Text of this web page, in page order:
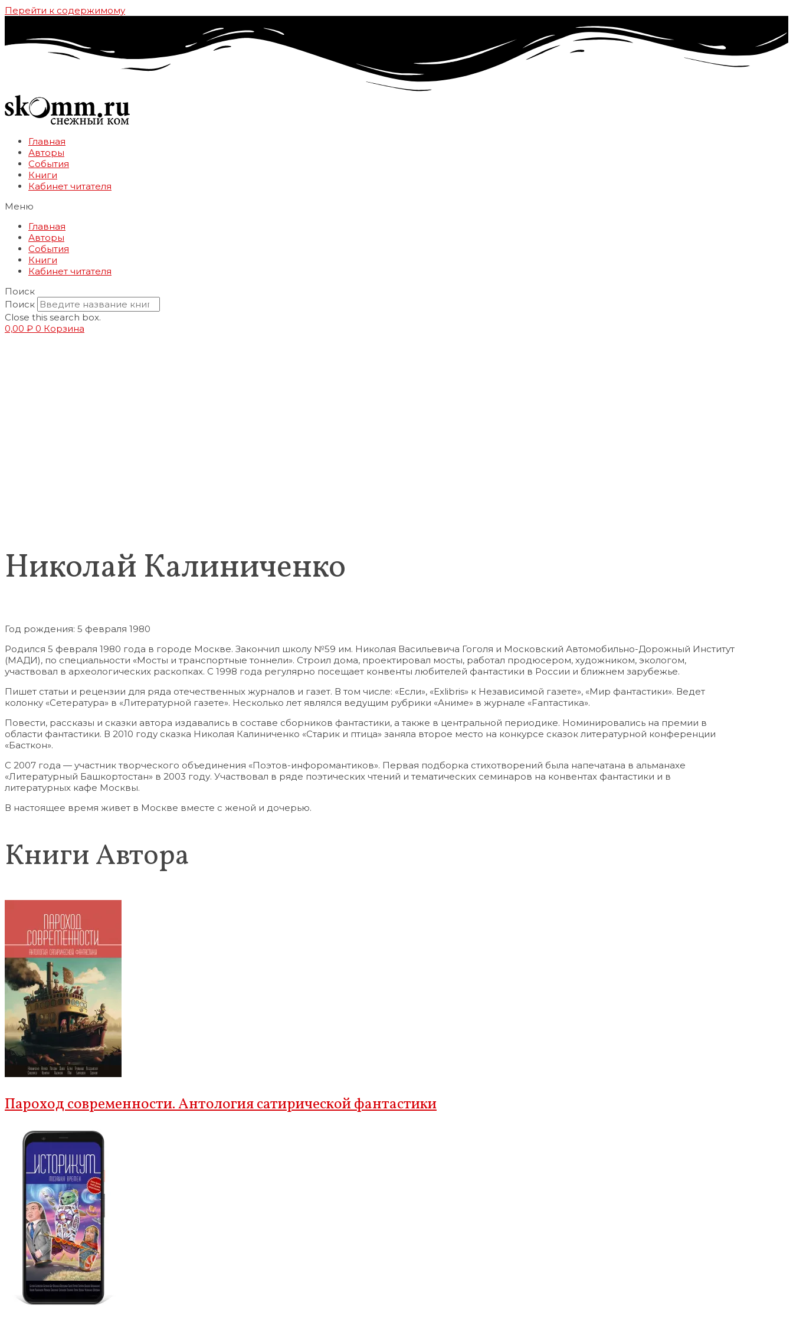
Перейти к содержимому
Главная
Авторы
События
Книги
Кабинет читателя
Меню
Главная
Авторы
События
Книги
Кабинет читателя
Поиск
Поиск
Close this search box.
0,00 ₽ 0 Корзина
Николай Калиниченко
Год рождения: 5 февраля 1980
Родился 5 февраля 1980 года в городе Москве. Закончил школу №59 им. Николая Васильевича Гоголя и Московский Автомобильно-Дорожный Институт
(МАДИ), по специальности «Мосты и транспортные тоннели». Строил дома, проектировал мосты, работал продюсером, художником, экологом,
участвовал в археологических раскопках. С 1998 года регулярно посещает конвенты любителей фантастики в России и ближнем зарубежье.
Пишет статьи и рецензии для ряда отечественных журналов и газет. В том числе: «Если», «Exlibris» к Независимой газете», «Мир фантастики». Ведет
колонку «Сетература» в «Литературной газете». Несколько лет являлся ведущим рубрики «Аниме» в журнале «Fanтастика».
Повести, рассказы и сказки автора издавались в составе сборников фантастики, а также в центральной периодике. Номинировались на премии в
области фантастики. В 2010 году сказка Николая Калиниченко «Старик и птица» заняла второе место на конкурсе сказок литературной конференции
«Басткон».
С 2007 года — участник творческого объединения «Поэтов-инфоромантиков». Первая подборка стихотворений была напечатана в альманахе
«Литературный Башкортостан» в 2003 году. Участвовал в ряде поэтических чтений и тематических семинаров на конвентах фантастики и в
литературных кафе Москвы.
В настоящее время живет в Москве вместе с женой и дочерью.
Книги Автора
Пароход современности. Антология сатирической фантастики